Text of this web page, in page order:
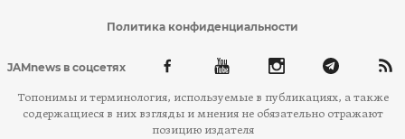
Политика конфиденциальности
JAMnews в соцсетях
Топонимы и терминология, используемые в публикациях, а также
содержащиеся в них взгляды и мнения не обязательно отражают
позицию издателя